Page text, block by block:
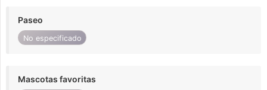
Paseo
No especificado
Mascotas favoritas